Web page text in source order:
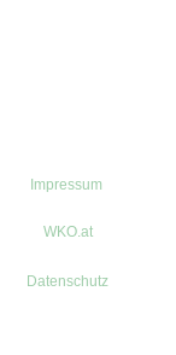
Impressum
WKO.at
Datenschutz